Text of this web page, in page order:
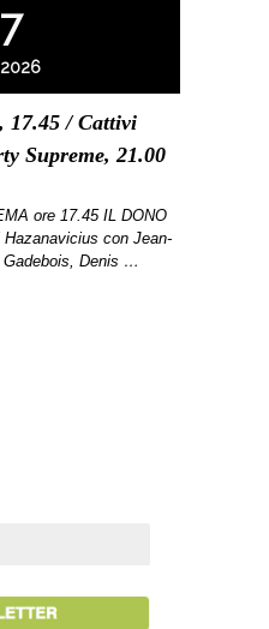
17.45 / Cattivi
Supreme, 21.00
ore 17.45 IL DONO
con Jean-
Gadebois, Denis …